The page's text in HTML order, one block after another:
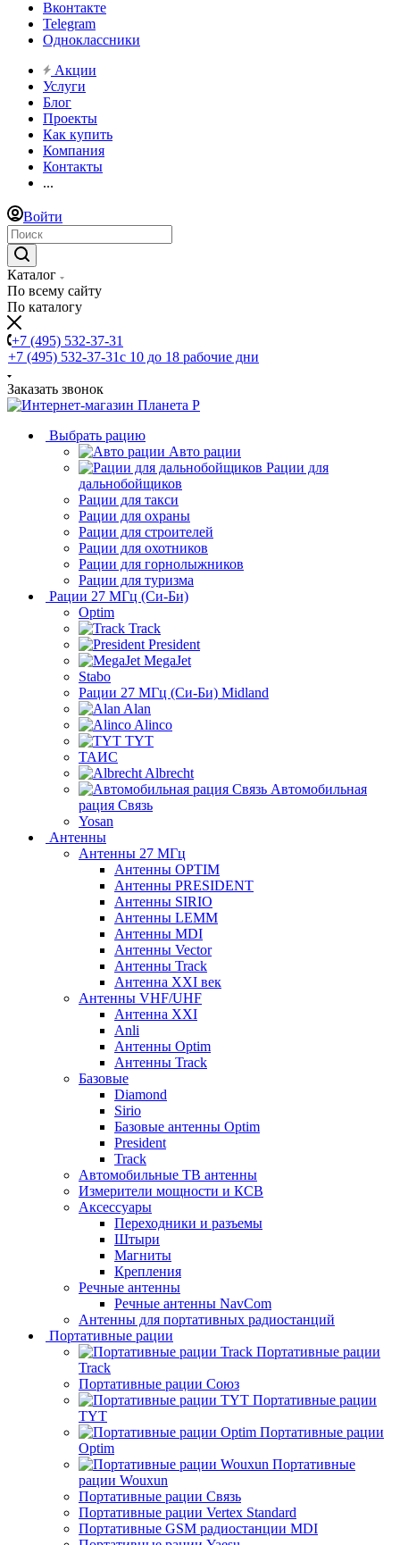
Вконтакте
Telegram
Одноклассники
Акции
Услуги
Блог
Проекты
Как купить
Компания
Контакты
...
Войти
Каталог
По всему сайту
По каталогу
+7 (495) 532-37-31
+7 (495) 532-37-31с 10 до 18 рабочие дни
Заказать звонок
Выбрать рацию
Авто рации
Рации для
дальнобойщиков
Рации для такси
Рации для охраны
Рации для строителей
Рации для охотников
Рации для горнолыжников
Рации для туризма
Рации 27 МГц (Си-Би)
Optim
Track
President
MegaJet
Stabo
Рации 27 МГц (Си-Би) Midland
Alan
Alinco
TYT
ТАИС
Albrecht
Автомобильная
рация Связь
Yosan
Антенны
Антенны 27 МГц
Антенны OPTIM
Антенны PRESIDENT
Антенны SIRIO
Антенны LEMM
Антенны MDI
Антенны Vector
Антенны Track
Антенна XXI век
Антенны VHF/UHF
Антенна XXI
Anli
Антенны Optim
Антенны Track
Базовые
Diamond
Sirio
Базовые антенны Optim
President
Track
Автомобильные ТВ антенны
Измерители мощности и КСВ
Аксессуары
Переходники и разъемы
Штыри
Магниты
Крепления
Речные антенны
Речные антенны NavCom
Антенны для портативных радиостанций
Портативные рации
Портативные рации
Track
Портативные рации Союз
Портативные рации
TYT
Портативные рации
Optim
Портативные
рации Wouxun
Портативные рации Связь
Портативные рации Vertex Standard
Портативные GSM радиостанции MDI